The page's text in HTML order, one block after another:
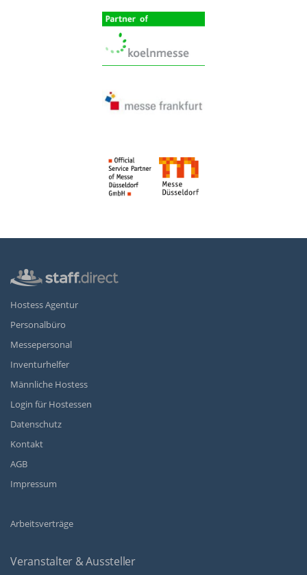
Hostess Agentur
Personalbüro
Messepersonal
Inventurhelfer
Männliche Hostess
Login für Hostessen
Datenschutz
Kontakt
AGB
Impressum
Arbeitsverträge
Veranstalter & Aussteller